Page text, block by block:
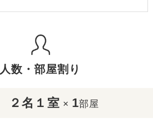
人数・部屋割り
２名１室 × 1部屋